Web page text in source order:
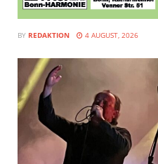
BY REDAKTION 4 AUGUST, 2026